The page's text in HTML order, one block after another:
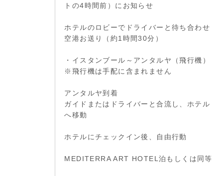
トの4時間前）にお知らせ
ホテルのロビーでドライバーと待ち合わせ
空港お送り（約1時間30分）
・イスタンブール～アンタルヤ（飛行機）
※飛行機は手配に含まれません
アンタルヤ到着
ガイドまたはドライバーと合流し、ホテル
へ移動
ホテルにチェックイン後、自由行動
MEDITERRA ART HOTEL泊もしくは同等